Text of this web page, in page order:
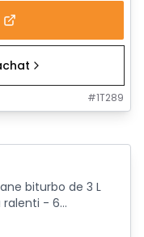
#1T289
biturbo de 3 L
- 6...